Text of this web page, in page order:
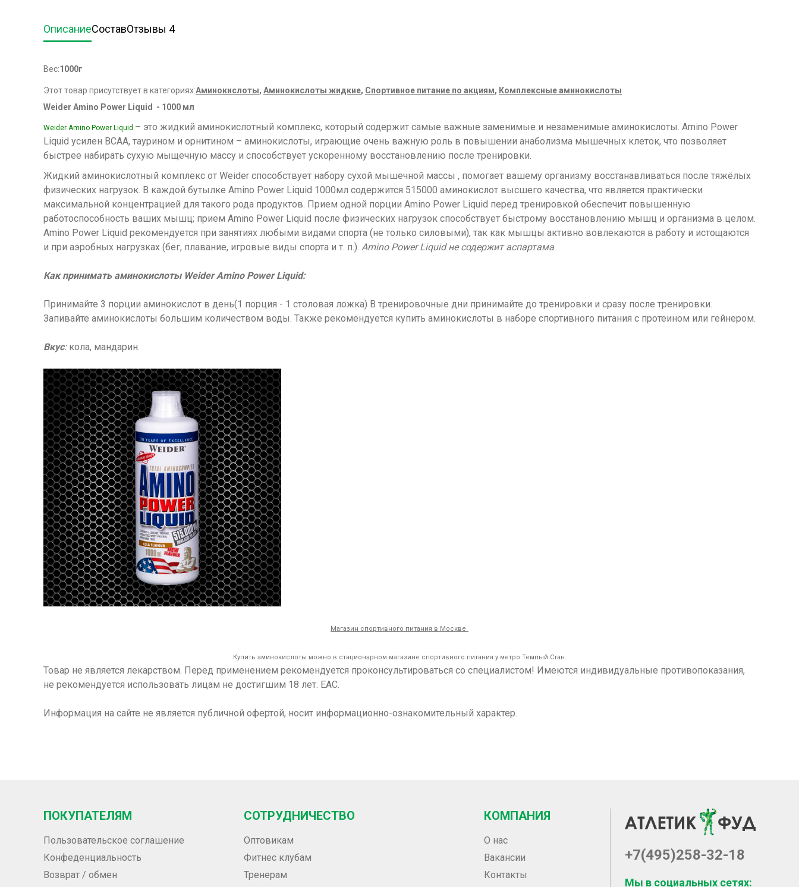
Описание
Вес:1000г
Этот товар присутствует в категориях:Аминокислоты, Аминокислоты жидкие, Спортивное питание по акциям, Комплексные аминокислоты
Weider Amino Power Liquid - 1000 мл
Weider Amino Power Liquid – это жидкий аминокислотный комплекс, который содержит самые важные заменимые и незаменимые аминокислоты. Amino Power
Liquid усилен BCAA, таурином и орнитином – аминокислоты, играющие очень важную роль в повышении анаболизма мышечных клеток, что позволяет
быстрее набирать сухую мыщечную массу и способствует ускоренному восстановлению после тренировки.
Жидкий аминокислотный комплекс от Weider способствует набору сухой мышечной массы , помогает вашему организму восстанавливаться после тяжёлых
физических нагрузок. В каждой бутылке Amino Power Liquid 1000мл содержится 515000 аминокислот высшего качества, что является практически
максимальной концентрацией для такого рода продуктов. Прием одной порции Amino Power Liquid перед тренировкой обеспечит повышенную
работоспособность ваших мышц; прием Amino Power Liquid после физических нагрузок способствует быстрому восстановлению мышц и организма в целом.
Amino Power Liquid рекомендуется при занятиях любыми видами спорта (не только силовыми), так как мышцы активно вовлекаются в работу и истощаются
и при аэробных нагрузках (бег, плавание, игровые виды спорта и т. п.). Amino Power Liquid не содержит аспартама.
Как принимать аминокислоты Weider Amino Power Liquid:
Принимайте 3 порции аминокислот в день(1 порция - 1 столовая ложка) В тренировочные дни принимайте до тренировки и сразу после тренировки.
Запивайте аминокислоты большим количеством воды. Также рекомендуется купить аминокислоты в наборе спортивного питания с протеином или гейнером.
Вкус:кола, мандарин.
Магазин спортивного питания в Москве
Купить аминокислоты можно в стационарном магазине спортивного питания у метро Темпый Стан.
Товар не является лекарством. Перед применением рекомендуется проконсультироваться со специалистом! Имеются индивидуальные противопоказания,
не рекомендуется использовать лицам не достигшим 18 лет. ЕАС.
Информация на сайте не является публичной офертой, носит информационно-ознакомительный характер.
СоставОтзывы 4
ПОКУПАТЕЛЯМ
Пользовательское соглашение
Конфеденциальность
Возврат / обмен
СОТРУДНИЧЕСТВО
Оптовикам
Фитнес клубам
Тренерам
КОМПАНИЯ
О нас
Вакансии
Контакты
+7(495)258-32-18
Мы в социальных сетях: